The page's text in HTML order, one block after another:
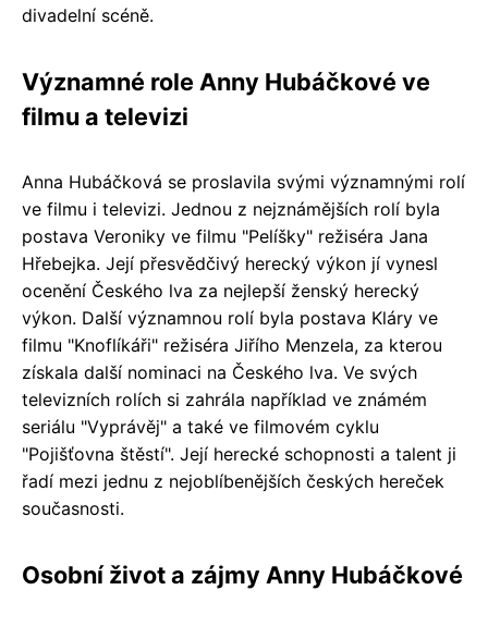
divadelní scéně.
Významné role Anny Hubáčkové ve
filmu a televizi
Anna Hubáčková se proslavila svými významnými rolí
ve filmu i televizi. Jednou z nejznámějších rolí byla
postava Veroniky ve filmu "Pelíšky" režiséra Jana
Hřebejka. Její přesvědčivý herecký výkon jí vynesl
ocenění Českého lva za nejlepší ženský herecký
výkon. Další významnou rolí byla postava Kláry ve
filmu "Knoflíkáři" režiséra Jiřího Menzela, za kterou
získala další nominaci na Českého lva. Ve svých
televizních rolích si zahrála například ve známém
seriálu "Vyprávěj" a také ve filmovém cyklu
"Pojišťovna štěstí". Její herecké schopnosti a talent ji
řadí mezi jednu z nejoblíbenějších českých hereček
současnosti.
Osobní život a zájmy Anny Hubáčkové